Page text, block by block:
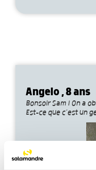
Angelo , 8 ans
Bonsoir Sam ! On a
Est-ce que c’est un